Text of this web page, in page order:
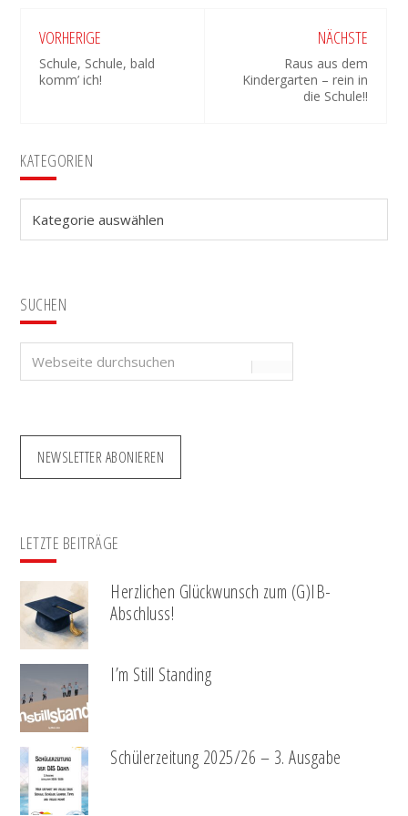
VORHERIGE
Schule, Schule, bald
komm’ ich!
NÄCHSTE
Raus aus dem
Kindergarten – rein in
die Schule!!
Seitenspalte
KATEGORIEN
SUCHEN
Webseite
durchsuchen
NEWSLETTER ABONIEREN
LETZTE BEITRÄGE
Herzlichen Glückwunsch zum (G)IB-
Abschluss!
I’m Still Standing
Schülerzeitung 2025/26 – 3. Ausgabe